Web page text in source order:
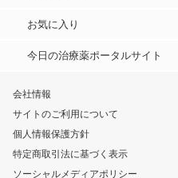
お気に入り
今日の治療薬ポータルサイト
会社情報
サイトのご利用について
個人情報保護方針
特定商取引法に基づく表示
ソーシャルメディアポリシー